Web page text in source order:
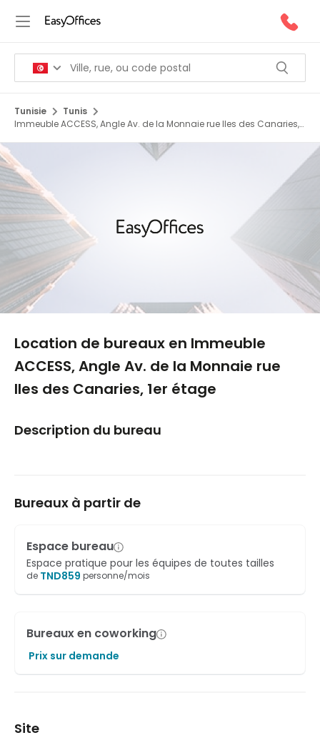
Tunisie
Tunis
Immeuble ACCESS, Angle Av. de la Monnaie rue Iles des Canaries,
Location de bureaux en Immeuble
ACCESS, Angle Av. de la Monnaie rue
Iles des Canaries, 1er étage
Description du bureau
Bureaux à partir de
Espace bureau
Espace pratique pour les équipes de toutes tailles
de TND859 personne/mois
Bureaux en coworking
Prix sur demande
Site